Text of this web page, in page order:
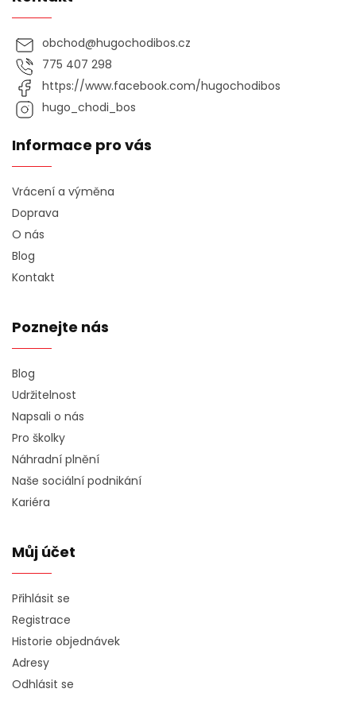
obchod@hugochodibos.cz
775 407 298
https://www.facebook.com/hugochodibos
hugo_chodi_bos
Informace pro vás
Vrácení a výměna
Doprava
O nás
Blog
Kontakt
Poznejte nás
Blog
Udržitelnost
Napsali o nás
Pro školky
Náhradní plnění
Naše sociální podnikání
Kariéra
Můj účet
Přihlásit se
Registrace
Historie objednávek
Adresy
Odhlásit se